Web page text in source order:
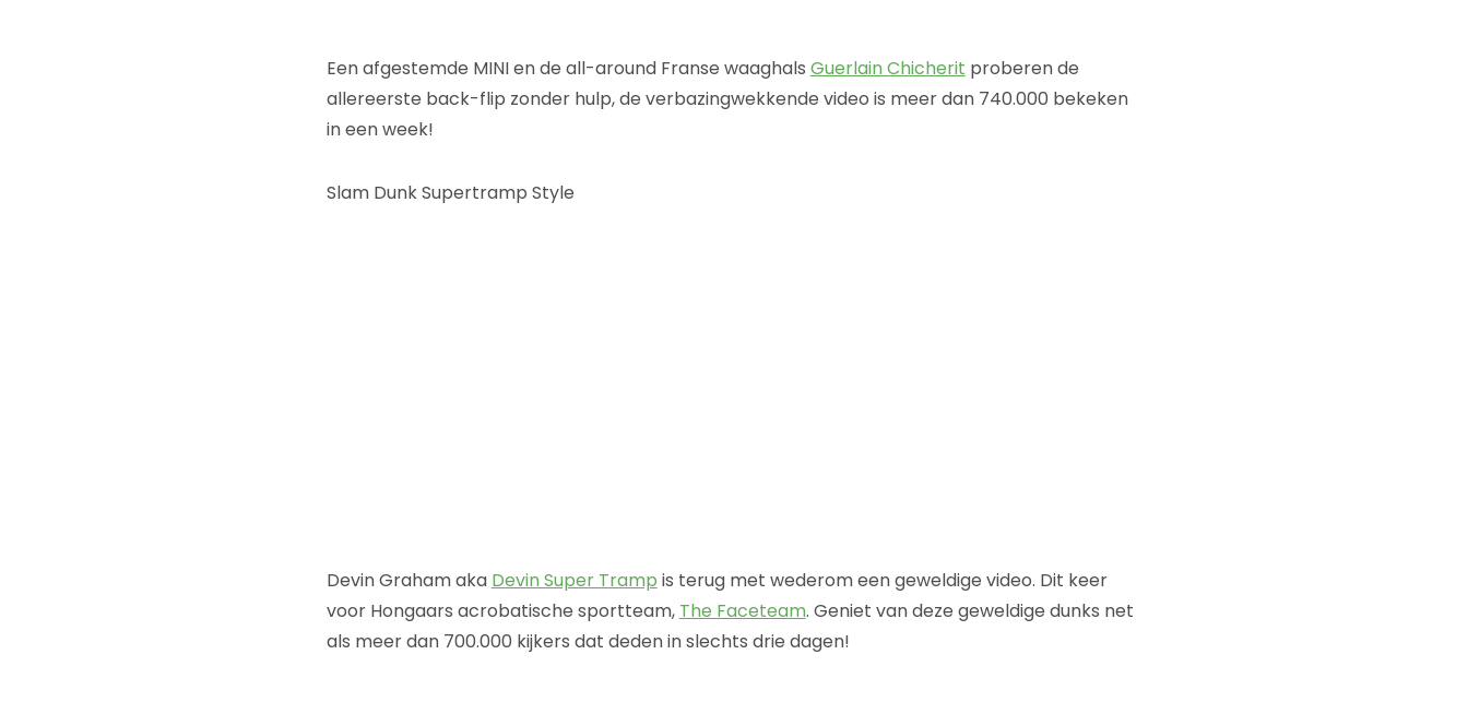
Een afgestemde MINI en de all-around Franse waaghals Guerlain Chicherit proberen de
allereerste back-flip zonder hulp, de verbazingwekkende video is meer dan 740.000 bekeken
in een week!
Slam Dunk Supertramp Style
Devin Graham aka Devin Super Tramp is terug met wederom een geweldige video. Dit keer
voor Hongaars acrobatische sportteam, The Faceteam. Geniet van deze geweldige dunks net
als meer dan 700.000 kijkers dat deden in slechts drie dagen!